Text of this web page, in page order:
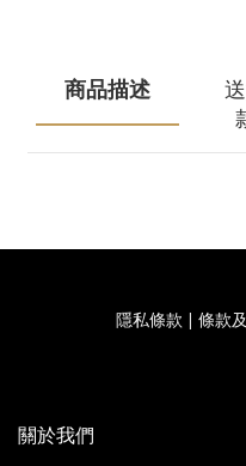
商品描述
隱私條款 | 條款
關於我們